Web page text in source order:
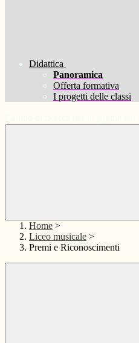
Didattica
Panoramica
Offerta formativa
I progetti delle classi
Home >
Liceo musicale >
Premi e Riconoscimenti